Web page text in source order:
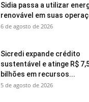
Sidia passa a utilizar
renovável em suas
6 de agosto de 2026
Sicredi expande crédito
sustentável e atinge R$
bilhões em recursos...
5 de agosto de 2026